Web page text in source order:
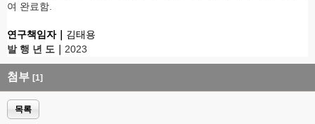
여 완료함.
연구책임자｜ 김태용
발 행 년 도
2023
첨부 [1]
목록